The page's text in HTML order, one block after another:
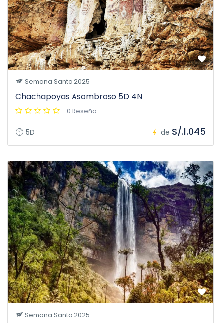
Semana Santa 2025
Chachapoyas Asombroso 5D 4N
0 Reseña
5D de S/.1.045
Semana Santa 2025